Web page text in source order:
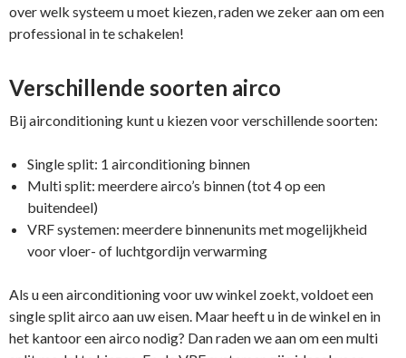
over welk systeem u moet kiezen, raden we zeker aan om een
professional in te schakelen!
Verschillende soorten airco
Bij airconditioning kunt u kiezen voor verschillende soorten:
Single split: 1 airconditioning binnen
Multi split: meerdere airco’s binnen (tot 4 op een
buitendeel)
VRF systemen: meerdere binnenunits met mogelijkheid
voor vloer- of luchtgordijn verwarming
Als u een airconditioning voor uw winkel zoekt, voldoet een
single split airco aan uw eisen. Maar heeft u in de winkel en in
het kantoor een airco nodig? Dan raden we aan om een multi